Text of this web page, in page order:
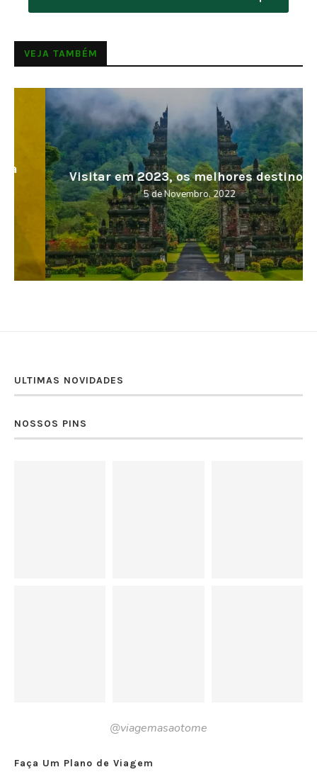
VEJA TAMBÉM
Visitar em 2023, os melhores destinos
5 de Novembro, 2022
ULTIMAS NOVIDADES
NOSSOS PINS
@viagemasaotome
Faça Um Plano de Viagem